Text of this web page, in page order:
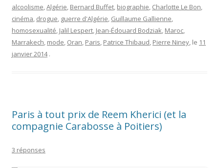
alcoolisme,Algérie, Bernard Buffet, biographie, Charlotte Le Bon,
cinéma, drogue, guerre d'Algérie, Guillaume Gallienne,
homosexualité, Jalil Lespert, Jean-Édouard Bodziak, Maroc,
Marrakech, mode, Oran, Paris, Patrice Thibaud, Pierre Niney, le 11
janvier 2014 .
Paris à tout prix de Reem Kherici (et la
compagnie Carabosse à Poitiers)
3 réponses